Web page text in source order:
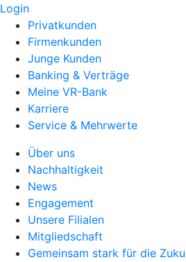
Login
Privatkunden
Firmenkunden
Junge Kunden
Banking & Verträge
Meine VR-Bank
Karriere
Service & Mehrwerte
Über uns
Nachhaltigkeit
News
Engagement
Unsere Filialen
Mitgliedschaft
Gemeinsam stark für die